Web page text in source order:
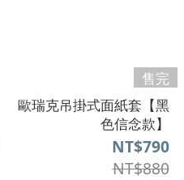
售完
歐瑞克吊掛式面紙套【黑
色信念款】
NT$790
NT$880